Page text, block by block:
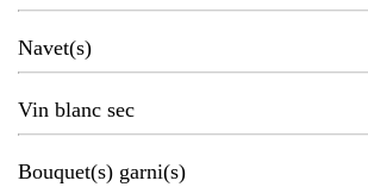
Navet(s)
Vin blanc sec
Bouquet(s) garni(s)